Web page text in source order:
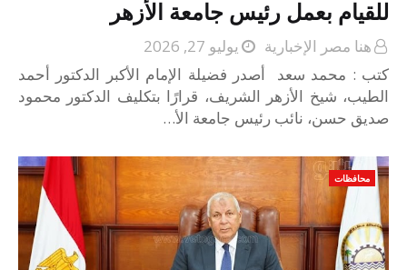
للقيام بعمل رئيس جامعة الأزهر
هنا مصر الإخبارية
يوليو 27, 2026
كتب : محمد سعد أصدر فضيلة الإمام الأكبر الدكتور أحمد
الطيب، شيخ الأزهر الشريف، قرارًا بتكليف الدكتور محمود
صديق حسن، نائب رئيس جامعة الأ…
محافظات